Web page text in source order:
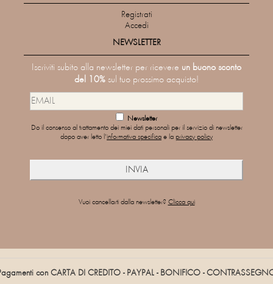
Registrati
Accedi
NEWSLETTER
Iscriviti subito alla newsletter per ricevere un buono sconto
del 10% sul tuo prossimo acquisto!
Newsletter
Do il consenso al trattamento dei miei dati personali per il servizio di newsletter
dopo aver letto l'informativa specifica e la privacy policy
Vuoi cancellarti dalla newsletter? Clicca qui
con CARTA DI CREDITO - PAYPAL - BONIFICO -